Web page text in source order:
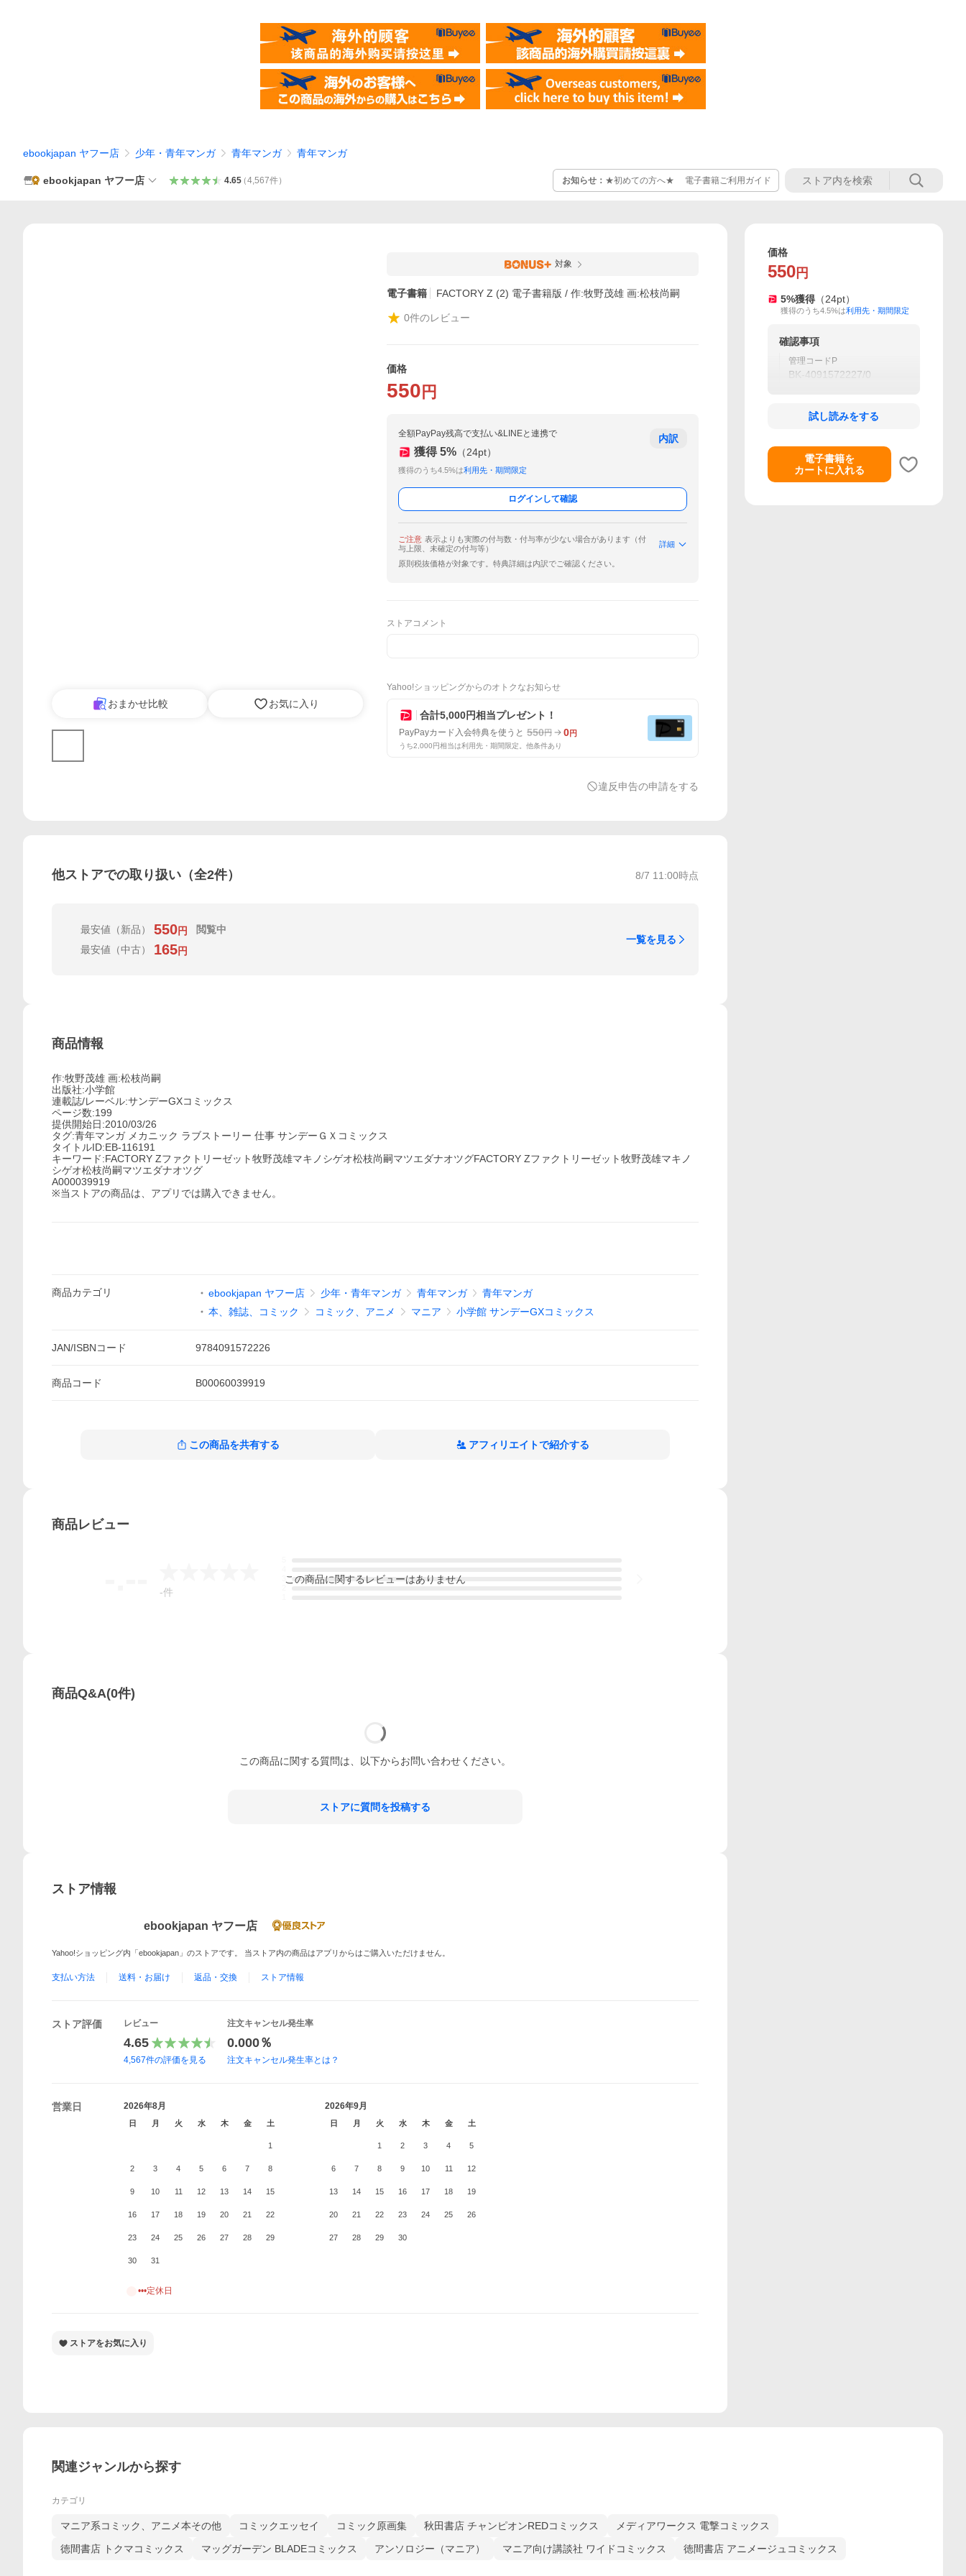
ebookjapan ヤフー店 少年・青年マンガ 青年マンガ 青年マンガ
ebookjapan ヤフー店 4.65（4,567件） お知らせ： ★初めての方へ★ 電子書籍ご利用ガイド
おまかせ比較 お気に入り
対象
電子書籍 FACTORY Z (2) 電子書籍版 / 作:牧野茂雄 画:松枝尚嗣
0件のレビュー
価格
550 円
全額PayPay残高で支払い&LINEと連携で
獲得 5% （24pt）
獲得のうち4.5%は利用先・期間限定
内訳
ログインして確認
ご注意 表示よりも実際の付与数・付与率が少ない場合があります（付
与上限、未確定の付与等）
詳細
原則税抜価格が対象です。特典詳細は内訳でご確認ください。
ストアコメント
Yahoo!ショッピングからのオトクなお知らせ
合計5,000円相当プレゼント！
PayPayカード入会特典を使うと 550円 0円
うち2,000円相当は利用先・期間限定。他条件あり
違反申告の申請をする
他ストアでの取り扱い（全2件） 8/7 11:00時点
最安値 （新品） 550円
閲覧中
最安値 （中古） 165円
一覧を見る
商品情報
作:牧野茂雄 画:松枝尚嗣
出版社:小学館
連載誌/レーベル:サンデーGXコミックス
ページ数:199
提供開始日:2010/03/26
タグ:青年マンガ メカニック ラブストーリー 仕事 サンデーＧＸコミックス
タイトルID:EB-116191
キーワード:FACTORY Zファクトリーゼット牧野茂雄マキノシゲオ松枝尚嗣マツエダナオツグFACTORY Zファクトリーゼット牧野茂雄マキノ
シゲオ松枝尚嗣マツエダナオツグ
A000039919
※当ストアの商品は、アプリでは購入できません。
商品カテゴリ ebookjapan ヤフー店 少年・青年マンガ 青年マンガ
青年マンガ
本、雑誌、コミック
コミック、アニメ マニア 小学館 サンデーGXコミックス
JAN/ISBNコード 9784091572226
商品コード B00060039919
この商品を共有する アフィリエイトで紹介する
商品レビュー
-件
この商品に関するレビューはありません
商品Q&A(0件)
この商品に関する質問は、以下からお問い合わせください。
ストアに質問を投稿する
ストア情報
ebookjapan ヤフー店
Yahoo!ショッピング内「ebookjapan」のストアです。 当ストア内の商品はアプリからはご購入いただけません。
支払い方法 送料・お届け 返品・交換 ストア情報
ストア評価 レビュー
4.65
4,567件の評価を見る
注文キャンセル発生率
0.000％
注文キャンセル発生率とは？
営業日 2026年8月
日 月 火 水 木 金 土
1
2 3 4 5 6 7 8
9 10 11 12 13 14 15
16 17 18 19 20 21 22
23 24 25 26 27 28 29
30 31
2026年9月
日 月 火 水 木 金 土
1 2 3 4 5
6 7 8 9 10 11 12
13 14 15 16 17 18 19
20 21 22 23 24 25 26
27 28 29 30
•••定休日
ストアをお気に入り
価格
550 円
5%獲得 （24pt）
獲得のうち4.5%は利用先・期間限定
確認事項
管理コードP
BK-4091572227/0
試し読みをする
電子書籍を
カートに入れる
関連ジャンルから探す
カテゴリ
マニア系コミック、アニメ本その他 コミックエッセイ コミック原画集 秋田書店 チャンピオンREDコミックス
メディアワークス 電撃コミックス
徳間書店 トクマコミックス
マッグガーデン BLADEコミックス アンソロジー（マニア） マニア向け講談社 ワイドコミックス 徳間書店 アニメージュコミックス